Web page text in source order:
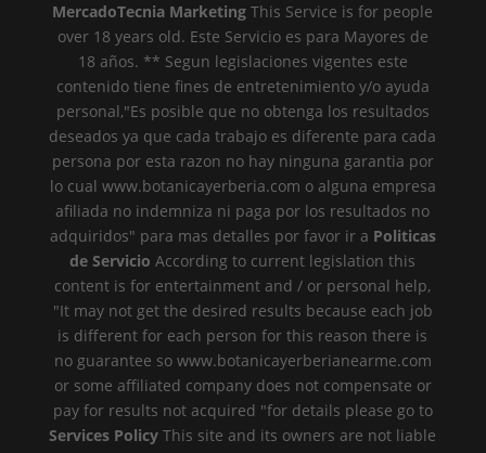
MercadoTecnia MarketingThis Service is for people
over 18 years old. Este Servicio es para Mayores de
18 años. ** Segun legislaciones vigentes este
contenido tiene fines de entretenimiento y/o ayuda
personal,"Es posible que no obtenga los resultados
deseados ya que cada trabajo es diferente para cada
persona por esta razon no hay ninguna garantia por
lo cual www.botanicayerberia.com o alguna empresa
afiliada no indemniza ni paga por los resultados no
adquiridos" para mas detalles por favor ir a Politicas
de Servicio According to current legislation this
content is for entertainment and / or personal help,
"It may not get the desired results because each job
is different for each person for this reason there is
no guarantee so www.botanicayerberianearme.com
or some affiliated company does not compensate or
pay for results not acquired "for details please go to
Services Policy This site and its owners are not liable